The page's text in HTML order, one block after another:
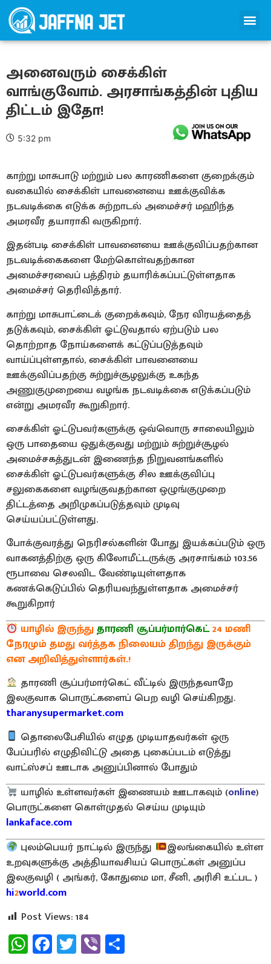
அனைவரும் சைக்கிள்
வாங்குவோம். அரசாங்கத்தின் புதிய
திட்டம் இதோ!
5:32 pm
காற்று மாசுபாடு மற்றும் பல காரணிகளை குறைக்கும்
வகையில் சைக்கிள் பாவனையை ஊக்குவிக்க
நடவடிக்கை எடுக்க சுற்றாடல் அமைச்சர் மஹிந்த
அமரவீர தயாராகி வருகிறார்.
இதன்படி ​சைக்கிள் பாவனையை ஊக்குவிப்பதற்கான
நடவடிக்கைகளை மேற்கொள்வதற்கான
அமைச்சரவைப் பத்திரம் தயாரிக்கப்பட்டுள்ளதாக
அமைச்சர் தெரிவித்தார்.
காற்று மாசுபாட்டைக் குறைக்கவும், நேர விரயத்தைத்
தடுக்கவும், சைக்கிள் ஓட்டுவதால் ஏற்படும் பல
தொற்றாத நோய்களைக் கட்டுப்படுத்தவும்
வாய்ப்புள்ளதால், சைக்கிள் பாவனையை
ஊக்குவிப்பதற்கு சுற்றுச்சூழலுக்கு உகந்த
அணுகுமுறையை வழங்க நடவடிக்கை எடுக்கப்படும்
என்று அமரவீர கூறுகிறார்.
சைக்கிள் ஓட்டுபவர்களுக்கு ஒவ்வொரு சாலையிலும்
ஒரு பாதையை ஒதுக்குவது மற்றும் சுற்றுச்சூழல்
அமைச்சகத்துடன் இணைந்த நிறுவனங்களில்
சைக்கிள் ஓட்டுபவர்களுக்கு சில ஊக்குவிப்பு
சலுகைகளை வழங்குவதற்கான ஒழுங்குமுறை
திட்டத்தை அறிமுகப்படுத்தவும் முடிவு
செய்யப்பட்டுள்ளது.
போக்குவரத்து நெரிசல்களின் போது இயக்கப்படும் ஒரு
வாகனத்திற்கு ஒரு கிலோமீட்டருக்கு அரசாங்கம் 103.56
ரூபாவை செலவிட வேண்டியுள்ளதாக
கணக்கெடுப்பில் தெரியவந்துள்ளதாக அமைச்சர்
கூறுகிறார்
யாழில் இருந்துதாரணி சூப்பர்மார்கெட்24 மணி
நேரமும் தமது வர்த்தக நிலையம் திறந்து இருக்கும்
என அறிவித்துள்ளார்கள்.!
தாரணி சூப்பர்மார்கெட் வீட்டில் இருந்தவாறே
இலகுவாக பொருட்களைப் பெற வழி செய்கிறது.
tharanysupermarket.com
தொலைபேசியில் எழுத முடியாதவர்கள் ஒரு
பேப்பரில் எழுதிவிட்டு அதை புகைப்படம் எடுத்து
வாட்ஸ்சப் ஊடாக அனுப்பினால் போதும்
யாழில் உள்ளவர்கள் இணையம் ஊடாகவும் (online)
பொருட்களை கொள்முதல் செய்ய முடியும்
lankaface.com
புலம்பெயர் நாட்டில் இருந்து
இலங்கையில் உள்ள
உறவுகளுக்கு அத்தியாவசியப் பொருட்கள் அனுப்ப
இலகுவழி ( அங்கர், கோதுமை மா, சீனி, அரிசி உட்பட )
hi2world.com
Post Views:184
WhatsApp
Facebook
Twitter
Viber